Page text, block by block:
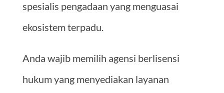
spesialis pengadaan yang menguasai
ekosistem terpadu.
Anda wajib memilih agensi berlisensi
hukum yang menyediakan layanan